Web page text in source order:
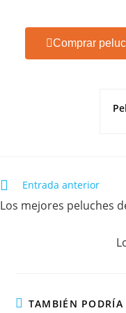
Comprar
Entrada anterior
Los mejores peluches
TAMBIÉN PODRÍA